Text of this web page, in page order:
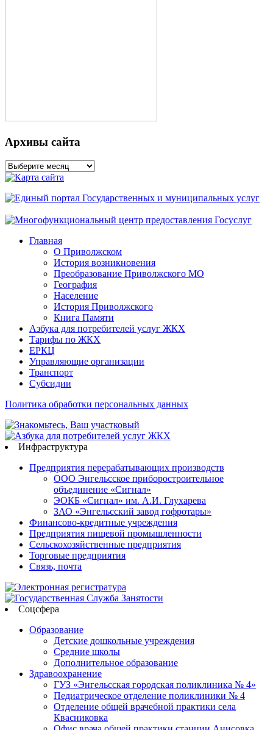
Архивы сайта
Архивы
сайта
Главная
О Приволжском
История возникновения
Преобразование Приволжского МО
География
Население
История Приволжского
Книга Памяти
Азбука для потребителей услуг ЖКХ
Тарифы по ЖКХ
ЕРКЦ
Управляющие организации
Транспорт
Субсидии
Политика обработки персональных данных
Инфраструктура
Предприятия перерабатывающих производств
ООО Энгельсское приборостроительное
объединение «Сигнал»
ЭОКБ «Сигнал» им. А.И. Глухарева
ЗАО «Энгельсский завод гофротары»
Финансово-кредитные учреждения
Предприятия пищевой промышленности
Сельскохозяйственные предприятия
Торговые предприятия
Связь, почта
Соцсфера
Образование
Детские дошкольные учреждения
Средние школы
Дополнительное образование
Здравоохранение
ГУЗ «Энгельсская городская поликлиника № 4»
Педиатрическое отделение поликлиники № 4
Отделение общей врачебной практики села
Квасниковка